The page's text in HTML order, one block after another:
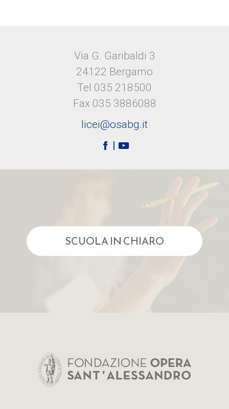
Via G. Garibaldi 3
24122 Bergamo
Tel 035 218500
Fax 035 3886088
licei@osabg.it
SCUOLA IN CHIARO